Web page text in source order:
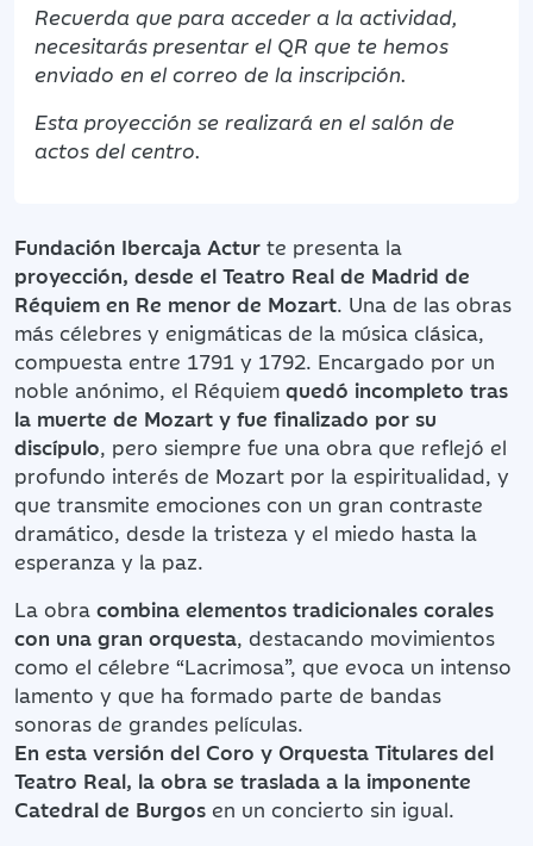
Recuerda que para acceder a la actividad,
necesitarás presentar el QR que te hemos
enviado en el correo de la inscripción.
Esta proyección se realizará en el salón de
actos del centro.
Fundación Ibercaja Actur te presenta la
proyección, desde el Teatro Real de Madrid de
Réquiem en Re menor de Mozart. Una de las obras
más célebres y enigmáticas de la música clásica,
compuesta entre 1791 y 1792. Encargado por un
noble anónimo, el Réquiem quedó incompleto tras
la muerte de Mozart y fue finalizado por su
discípulo, pero siempre fue una obra que reflejó el
profundo interés de Mozart por la espiritualidad, y
que transmite emociones con un gran contraste
dramático, desde la tristeza y el miedo hasta la
esperanza y la paz.
La obra combina elementos tradicionales corales
con una gran orquesta, destacando movimientos
como el célebre “Lacrimosa”, que evoca un intenso
lamento y que ha formado parte de bandas
sonoras de grandes películas.
En esta versión del Coro y Orquesta Titulares del
Teatro Real, la obra se traslada a la imponente
Catedral de Burgos en un concierto sin igual.